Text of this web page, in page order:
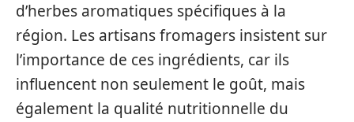
d’herbes aromatiques spécifiques à la
région. Les artisans fromagers insistent sur
l’importance de ces ingrédients, car ils
influencent non seulement le goût, mais
également la qualité nutritionnelle du